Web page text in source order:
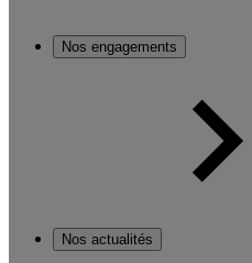
Nos engagements
Nos actualités